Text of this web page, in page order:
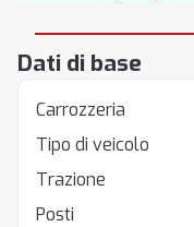
Dati di base
Carrozzeria
Tipo di veicolo
Trazione
Posti